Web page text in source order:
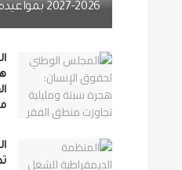
2026-2027 بمواعيده الرسمية وتبدأ فاتح شتنبر